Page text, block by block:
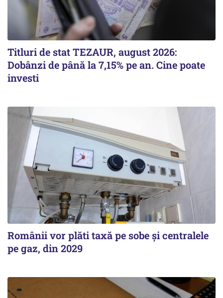
Titluri de stat TEZAUR, august 2026:
Dobânzi de până la 7,15% pe an. Cine poate
investi
Românii vor plăti taxă pe sobe şi centralele
pe gaz, din 2029